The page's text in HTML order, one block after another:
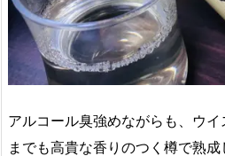
アルコール臭強めながらも、ウ
までも高貴な香りのつく樽で熟